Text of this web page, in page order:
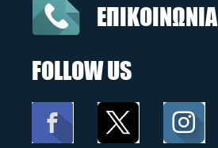
ΕΠΙΚΟΙΝΩΝΙΑ
FOLLOW US